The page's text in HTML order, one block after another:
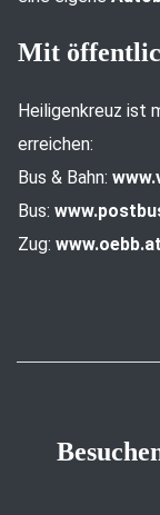
Mit
Heiligenkreuz ist
erreichen:
Bus & Bahn:
Bus:
Zug: www.oebb.at